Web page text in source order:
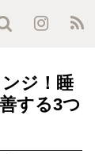
ジ！睡
する3つ